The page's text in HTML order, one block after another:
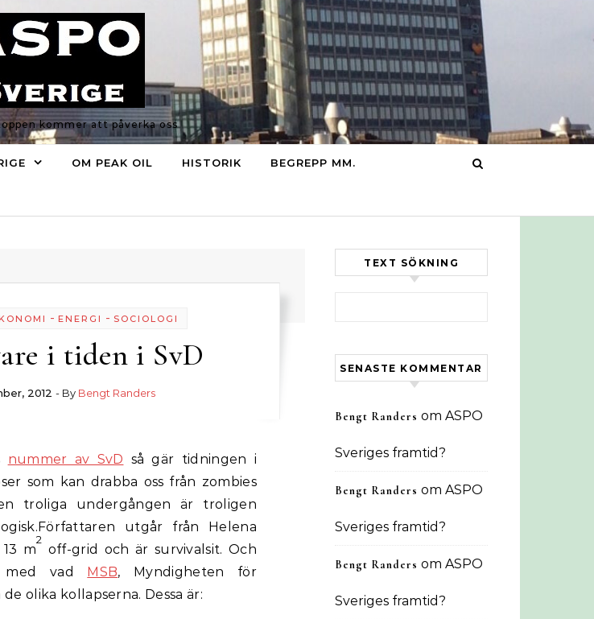
kommer att påverka oss
OM PEAK OIL HISTORIK BEGREPP MM.
- ENERGI - SOCIOLOGI
i tiden i SvD
2012 - By Bengt Randers
nummer av SvD så gär tidningen i
som kan drabba oss från zombies
troliga undergången är troligen
Författaren utgår från Helena
m
2
off-grid och är survivalsit. Och
med vad MSB, Myndigheten för
olika kollapserna. Dessa är:
TEXT SÖKNING
SENASTE KOMMENTAR
Bengt Randers om ASPO
Sveriges framtid?
Bengt Randers om ASPO
Sveriges framtid?
Bengt Randers om ASPO
Sveriges framtid?